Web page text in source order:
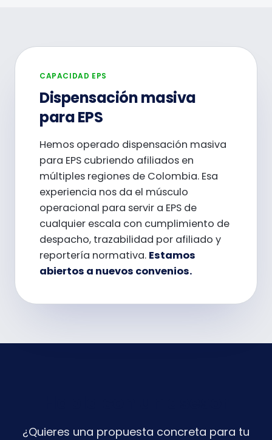
CAPACIDAD EPS
Dispensación masiva
para EPS
Hemos operado dispensación masiva
para EPS cubriendo afiliados en
múltiples regiones de Colombia. Esa
experiencia nos da el músculo
operacional para servir a EPS de
cualquier escala con cumplimiento de
despacho, trazabilidad por afiliado y
reportería normativa. Estamos
abiertos a nuevos convenios.
¿Quieres una propuesta concreta para tu